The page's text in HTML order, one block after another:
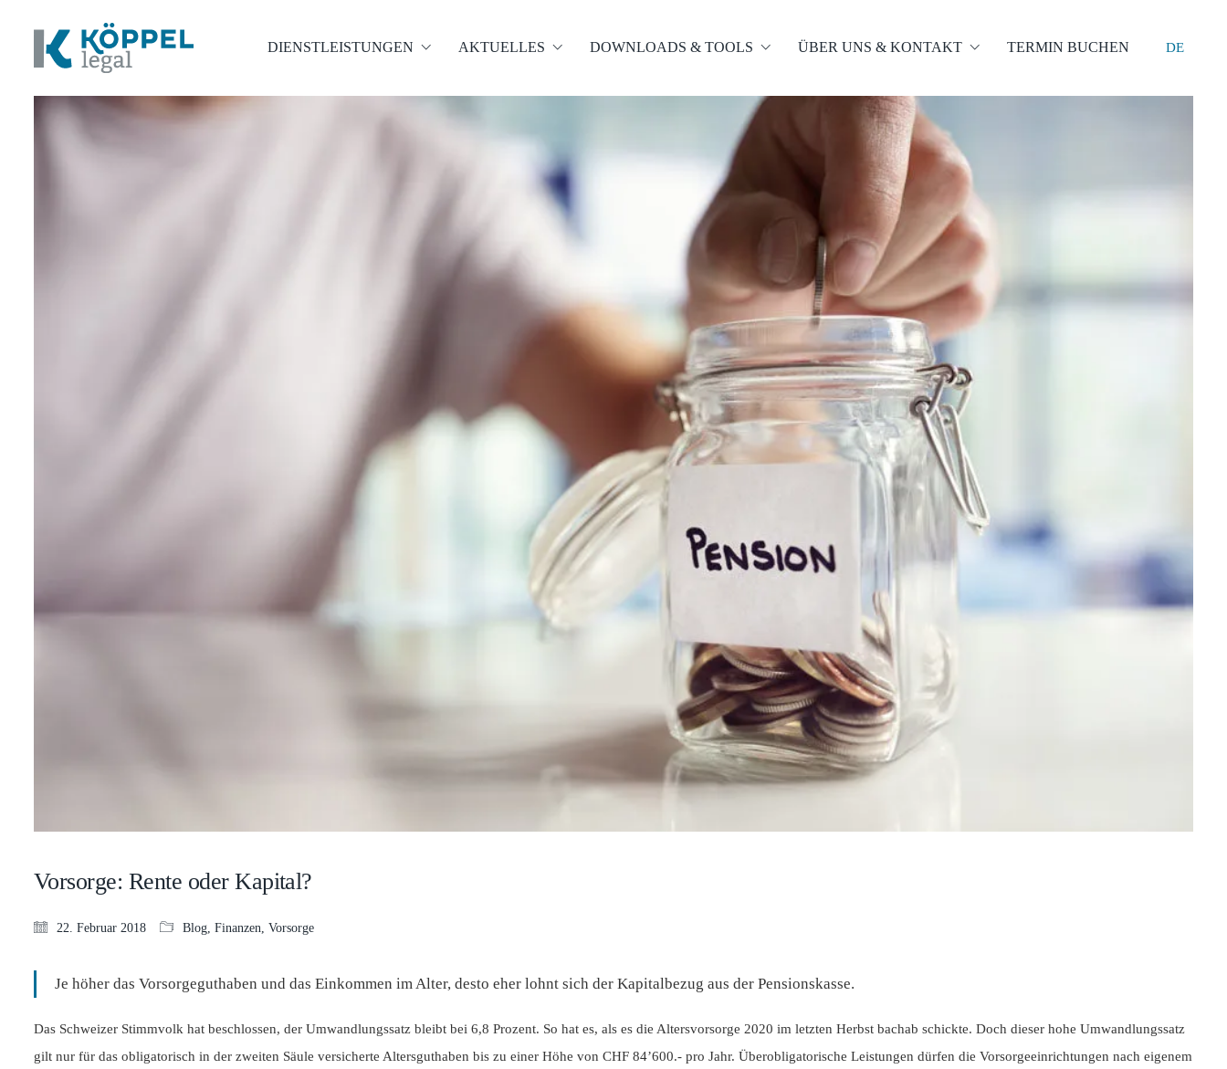
DIENSTLEISTUNGEN AKTUELLES DOWNLOADS & TOOLS ÜBER UNS & KONTAKT TERMIN BUCHEN DE
Vorsorge: Rente oder Kapital?
22. Februar 2018 Blog, Finanzen, Vorsorge
Je höher das Vorsorgeguthaben und das Einkommen im Alter, desto eher lohnt sich der Kapitalbezug aus der Pensionskasse.
Das Schweizer Stimmvolk hat beschlossen, der Umwandlungssatz bleibt bei 6,8 Prozent. So hat es, als es die Altersvorsorge 2020 im letzten Herbst bachab schickte. Doch dieser hohe Umwandlungssatz
gilt nur für das obligatorisch in der zweiten Säule versicherte Altersguthaben bis zu einer Höhe von CHF 84’600.- pro Jahr. Überobligatorische Leistungen dürfen die Vorsorgeeinrichtungen nach eigenem